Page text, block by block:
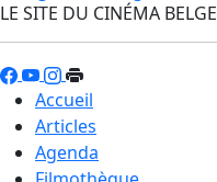
LE SITE DU CINÉMA BELGE
Accueil
Articles
Agenda